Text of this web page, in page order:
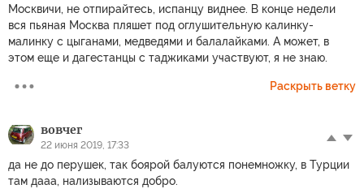
Москвичи, не отпирайтесь, испанцу виднее. В конце недели
вся пьяная Москва пляшет под оглушительную калинку-
малинку с цыганами, медведями и балалайками. А может, в
этом еще и дагестанцы с таджиками участвуют, я не знаю.
Раскрыть ветку
вовчег
22 июня 2019, 17:33
да не до перушек, так боярой балуются понемножку, в Турции
там дааа, нализываются добро.